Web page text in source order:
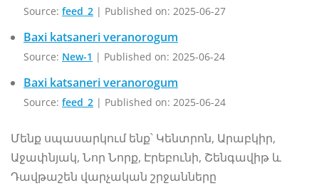
Source: feed_2 Published on: 2025-06-27
Baxi katsaneri veranorogum
Source: New-1 Published on: 2025-06-24
Baxi katsaneri veranorogum
Source: feed_2 Published on: 2025-06-24
Մենք սպասարկում ենք՝ Կենտրոն, Արաբկիր,
Աջափնյակ, Նոր Նորք, Էրեբունի, Շենգավիթ և
Դավթաշեն վարչական շրջանները